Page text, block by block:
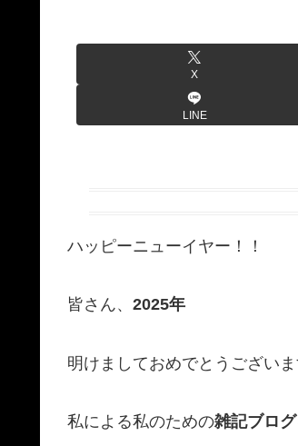
X
LINE
ハッピーニューイヤー！！
皆さん、 2025年
明けましておめでとうございま
私による私のための雑記ブログ